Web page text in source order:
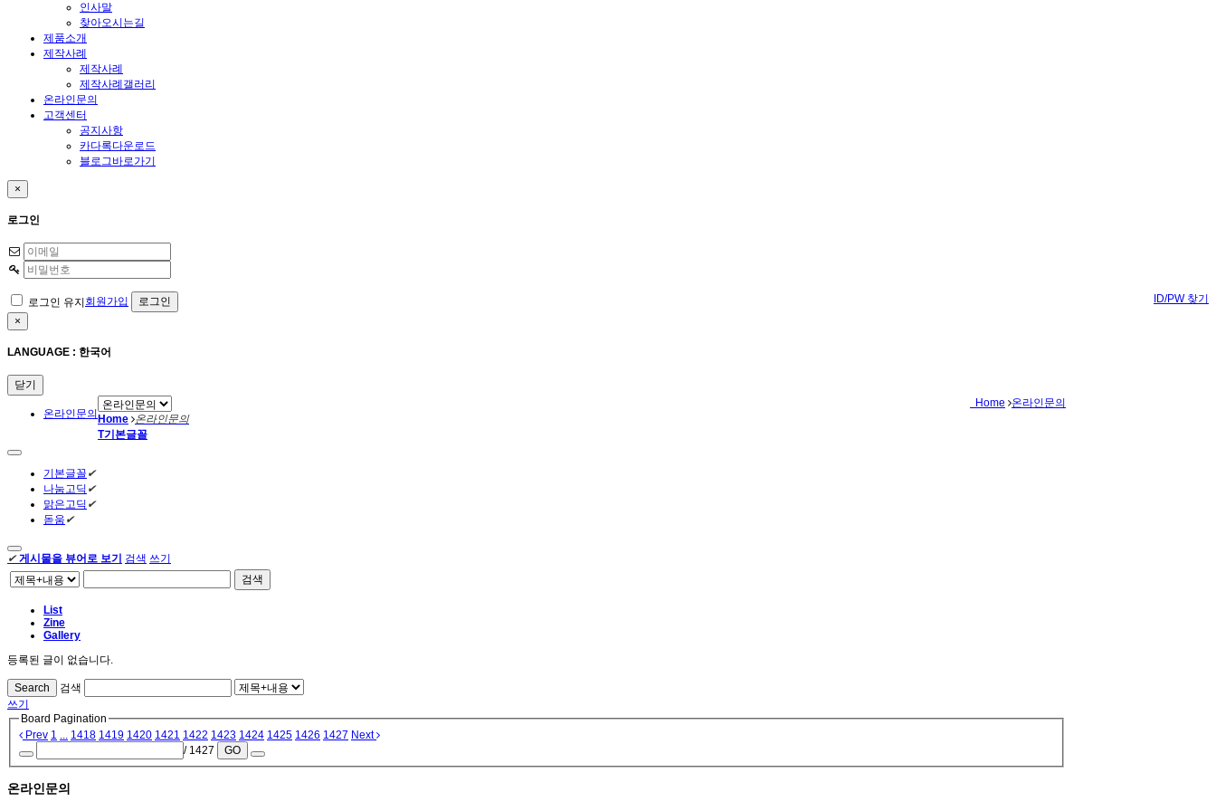
인사말
찾아오시는길
제품소개
제작사례
제작사례
제작사례갤러리
온라인문의
고객센터
공지사항
카다록다운로드
블로그바로가기
×
로그인
로그인 유지 ID/PW 찾기
회원가입
×
LANGUAGE : 한국어
닫기
온라인문의
Home
온라인문의
Home 온라인문의
T기본글꼴
기본글꼴 ✔
나눔고딕 ✔
맑은고딕 ✔
돋움 ✔
✔ 게시물을 뷰어로 보기 검색 쓰기
검색
List
Zine
Gallery
등록된 글이 없습니다.
Search
검색
쓰기
Board Pagination
Prev 1 1418 1419 1420 1421 1422 1423 1424 1425 1426 1427 Next
/ 1427
GO
온라인문의